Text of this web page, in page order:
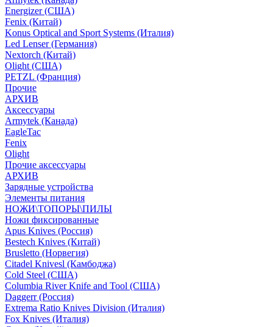
Energizer (США)
Fenix (Китай)
Konus Optical and Sport Systems (Италия)
Led Lenser (Германия)
Nextorch (Китай)
Olight (США)
PETZL (Франция)
Прочие
АРХИВ
Аксессуары
Armytek (Канада)
EagleTac
Fenix
Olight
Прочие аксессуары
АРХИВ
Зарядные устройства
Элементы питания
НОЖИ\ТОПОРЫ\ПИЛЫ
Ножи фиксированные
Apus Knives (Россия)
Bestech Knives (Китай)
Brusletto (Норвегия)
Citadel Knivesl (Камбоджа)
Cold Steel (США)
Columbia River Knife and Tool (США)
Daggerr (Россия)
Extrema Ratio Knives Division (Италия)
Fox Knives (Италия)